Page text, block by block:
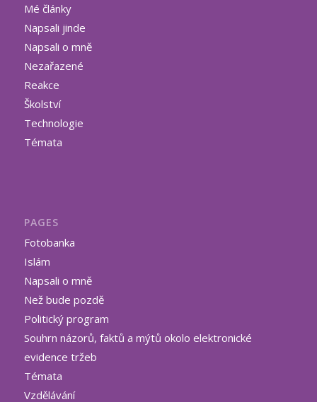
Mé články
Napsali jinde
Napsali o mně
Nezařazené
Reakce
Školství
Technologie
Témata
PAGES
Fotobanka
Islám
Napsali o mně
Než bude pozdě
Politický program
Souhrn názorů, faktů a mýtů okolo elektronické
evidence tržeb
Témata
Vzdělávání